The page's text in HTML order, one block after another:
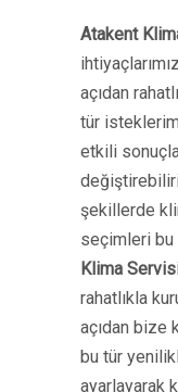
Atakent
açıdan
tür
etkili
şekillerde
seçimleri bu
Klima
rahatlıkla
açıdan bize
bu tür
ayarlayarak